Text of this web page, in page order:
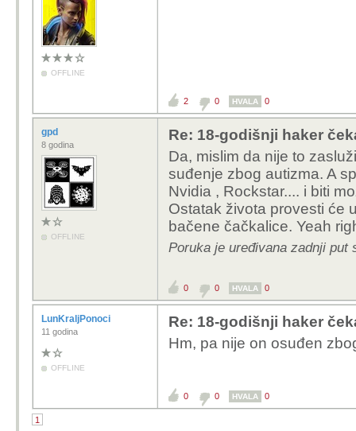
OFFLINE
2 0 HVALA 0
gpd
8 godina
OFFLINE
Re: 18-godišnji haker
Da, mislim da nije to
suđenje zbog autizma. A
Nvidia , Rockstar.... i biti
Ostatak života provesti će
bačene čačkalice. Yeah
Poruka je uređivana zadnji put
0 0 HVALA 0
LunKraljPonoci
11 godina
OFFLINE
Re: 18-godišnji haker
Hm, pa nije on osuđen
0 0 HVALA 0
1